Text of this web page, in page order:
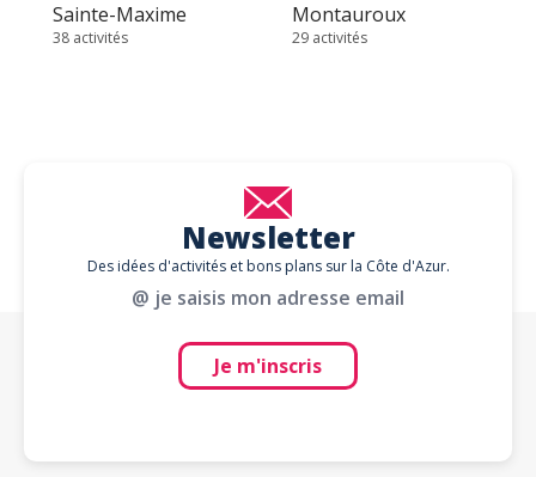
Sainte-Maxime
38 activités
Montauroux
29 activités
Newsletter
Des idées d'activités et bons plans sur la Côte d'Azur.
@ je saisis mon adresse email
Je m'inscris